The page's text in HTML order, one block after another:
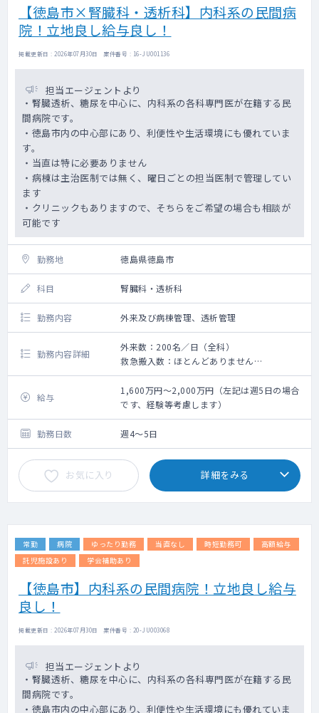
も、後日、施設で二次読影を行いますので、
巡回先では読影を行っていただかなくて問題
ございません。
・白衣・聴診器は依頼元でもご用意可能です
【徳島市×腎臓科・透析科】内科系の民間病
院！立地良し給与良し！
掲載更新日 : 2026年07月30日 案件番号 : 16-JU001136
担当エージェントより
・腎臓透析、糖尿を中心に、内科系の各科専門医が在籍する民
間病院です。
・徳島市内の中心部にあり、利便性や生活環境にも優れていま
す。
・当直は特に必要ありません
・病棟は主治医制では無く、曜日ごとの担当医制で管理してい
ます
・クリニックもありますので、そちらをご希望の場合も相談が
可能です
勤務地 徳島県徳島市
科目 腎臓科・透析科
勤務内容 外来及び病棟管理、透析管理
勤務内容詳細
外来数：200名／日（全科）
救急搬入数：ほとんどありません
手術数：25件位／月
給与
1,600万円～2,000万円（左記は週5日の場合
です、経験等考慮します）
勤務日数 週4～5日
お気に入り 詳細をみる
常勤 病院 ゆったり勤務 当直なし 時短勤務可
高額給与
託児施設あり
学会補助あり
【徳島市】内科系の民間病院！立地良し給与
良し！
掲載更新日 : 2026年07月30日 案件番号 : 20-JU003068
担当エージェントより
・腎臓透析、糖尿を中心に、内科系の各科専門医が在籍する民
間病院です。
・徳島市内の中心部にあり、利便性や生活環境にも優れていま